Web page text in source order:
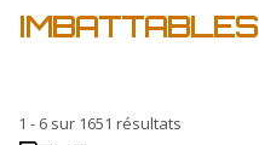
IMBATTABLES
1 - 6 sur 1651 résultats